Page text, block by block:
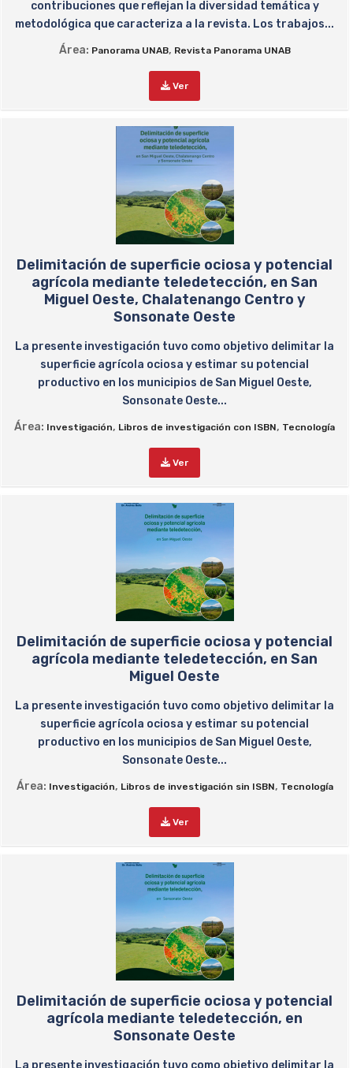
contribuciones que reflejan la diversidad temática y
metodológica que caracteriza a la revista. Los trabajos...
Área: Panorama UNAB, Revista Panorama UNAB
Ver
Delimitación de superficie ociosa y potencial
agrícola mediante teledetección, en San
Miguel Oeste, Chalatenango Centro y
Sonsonate Oeste
La presente investigación tuvo como objetivo delimitar la
superficie agrícola ociosa y estimar su potencial
productivo en los municipios de San Miguel Oeste,
Sonsonate Oeste...
Área: Investigación, Libros de investigación con ISBN, Tecnología
Ver
Delimitación de superficie ociosa y potencial
agrícola mediante teledetección, en San
Miguel Oeste
La presente investigación tuvo como objetivo delimitar la
superficie agrícola ociosa y estimar su potencial
productivo en los municipios de San Miguel Oeste,
Sonsonate Oeste...
Área: Investigación, Libros de investigación sin ISBN, Tecnología
Ver
Delimitación de superficie ociosa y potencial
agrícola mediante teledetección, en
Sonsonate Oeste
La presente investigación tuvo como objetivo delimitar la